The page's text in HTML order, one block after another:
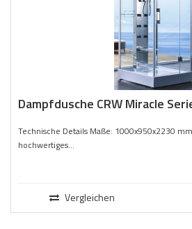
Dampfdusche CRW Miracle
Technische Details Maße: 1000x950x2230
hochwertiges...
Vergleichen